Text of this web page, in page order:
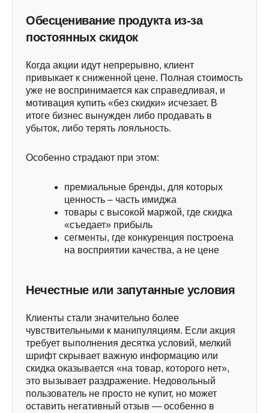
Обесценивание продукта из-за
постоянных скидок
Когда акции идут непрерывно, клиент
привыкает к сниженной цене. Полная стоимость
уже не воспринимается как справедливая, и
мотивация купить «без скидки» исчезает. В
итоге бизнес вынужден либо продавать в
убыток, либо терять лояльность.
Особенно страдают при этом:
премиальные бренды, для которых
ценность – часть имиджа
товары с высокой маржой, где скидка
«съедает» прибыль
сегменты, где конкуренция построена
на восприятии качества, а не цене
Нечестные или запутанные условия
Клиенты стали значительно более
чувствительными к манипуляциям. Если акция
требует выполнения десятка условий, мелкий
шрифт скрывает важную информацию или
скидка оказывается «на товар, которого нет»,
это вызывает раздражение. Недовольный
пользователь не просто не купит, но может
оставить негативный отзыв — особенно в